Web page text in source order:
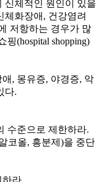
신체적인 원인이 있을
체화장애, 건강염려
저항하는 경우가 많
(hospital shopping)
, 몽유증, 야경증, 악
다.
수준으로 제한하라.
코올, 흥분제)을 중단
라.